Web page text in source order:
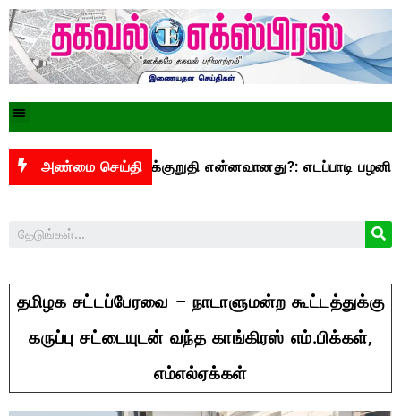
அண்மை செய்தி
என்ற வாக்குறுதி என்னவானது?: எடப்பாடி பழனிசாமி கேள்வி
தமிழக சட்டப்பேரவை – நாடாளுமன்ற கூட்டத்துக்கு
கருப்பு சட்டையுடன் வந்த காங்கிரஸ் எம்.பிக்கள்,
எம்எல்ஏக்கள்